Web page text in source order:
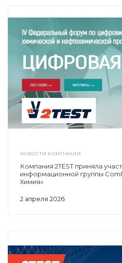
НОВОСТИ КОМПАНИИ
2 апреля 2026
Компания 2TEST приняла
информационной группы
Химия»